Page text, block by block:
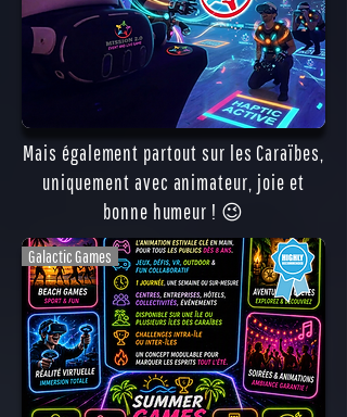
Mais également partout sur les Caraïbes,
uniquement avec animateur, joie et
bonne humeur ! 😉
Galactic Games